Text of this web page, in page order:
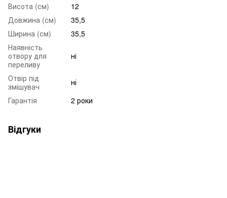
Висота (см)
12
Довжина (см)
35,5
Ширина (см)
35,5
Наявність
отвору для
переливу
ні
Отвір під
змішувач
ні
Гарантія
2 роки
Відгуки